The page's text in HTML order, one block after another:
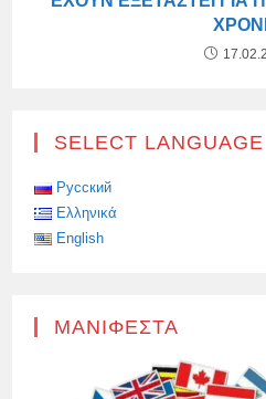
SELECT LANGUAGE
Русский
Ελληνικά
English
ΜΑΝΙΦΈΣΤΑ